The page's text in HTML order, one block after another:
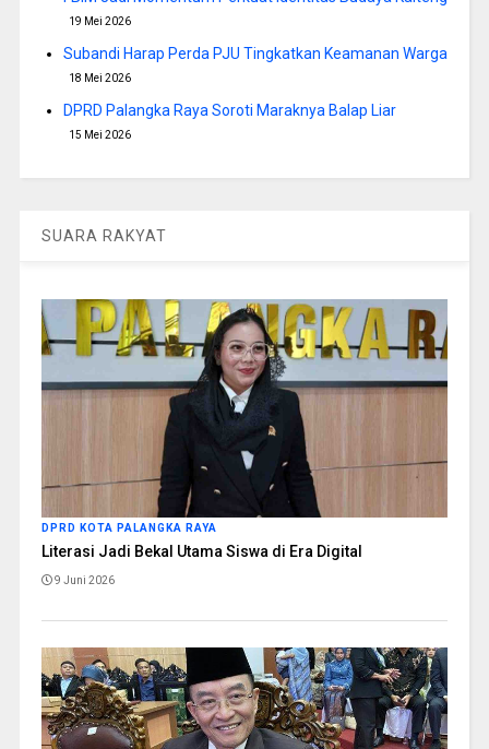
19 Mei 2026
Subandi Harap Perda PJU Tingkatkan Keamanan Warga
18 Mei 2026
DPRD Palangka Raya Soroti Maraknya Balap Liar
15 Mei 2026
SUARA RAKYAT
DPRD KOTA PALANGKA RAYA
Literasi Jadi Bekal Utama Siswa di Era Digital
9 Juni 2026